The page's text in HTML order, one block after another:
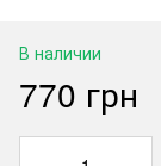
В наличии
770 грн